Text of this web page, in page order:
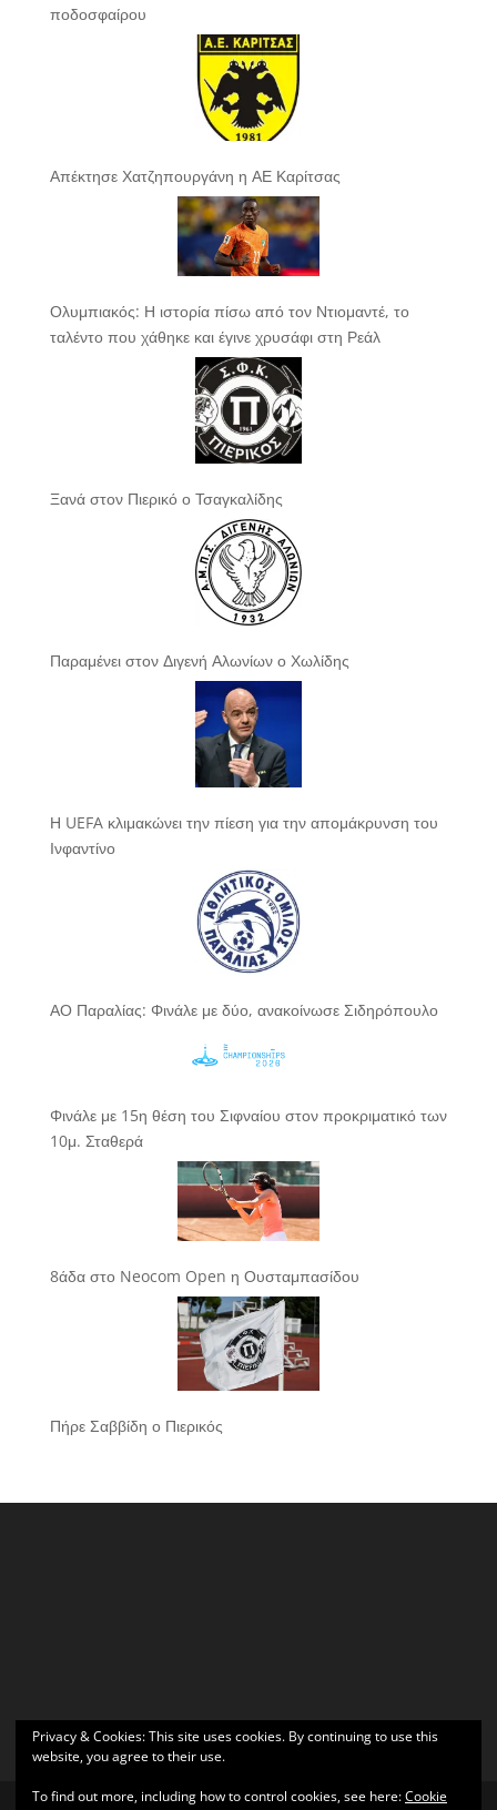
ποδοσφαίρου
Απέκτησε Χατζηπουργάνη η ΑΕ Καρίτσας
Ολυμπιακός: Η ιστορία πίσω από τον Ντιομαντέ, το
ταλέντο που χάθηκε και έγινε χρυσάφι στη Ρεάλ
Ξανά στον Πιερικό ο Τσαγκαλίδης
Παραμένει στον Διγενή Αλωνίων ο Χωλίδης
Η UEFA κλιμακώνει την πίεση για την απομάκρυνση του
Ινφαντίνο
ΑΟ Παραλίας: Φινάλε με δύο, ανακοίνωσε Σιδηρόπουλο
Φινάλε με 15η θέση του Σιφναίου στον προκριματικό των
10μ. Σταθερά
8άδα στο Neocom Open η Ουσταμπασίδου
Πήρε Σαββίδη ο Πιερικός
Privacy & Cookies: This site uses cookies. By continuing to use this
website, you agree to their use.
To find out more, including how to control cookies, see here:Cookie